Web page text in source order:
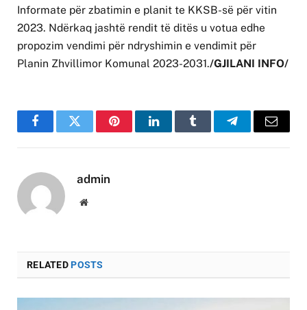
Informate për zbatimin e planit te KKSB-së për vitin
2023. Ndërkaq jashtë rendit të ditës u votua edhe
propozim vendimi për ndryshimin e vendimit për
Planin Zhvillimor Komunal 2023-2031./GJILANI INFO/
FacebookTwitter PinterestLinkedInTumblr TelegramEmail
admin
Website
RELATEDPOSTS